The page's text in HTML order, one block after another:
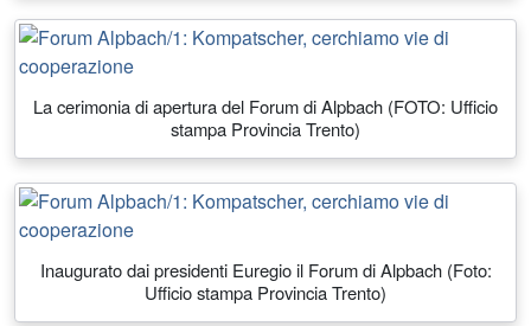
La cerimonia di apertura del Forum di Alpbach (FOTO: Ufficio
stampa Provincia Trento)
Inaugurato dai presidenti Euregio il Forum di Alpbach (Foto:
Ufficio stampa Provincia Trento)